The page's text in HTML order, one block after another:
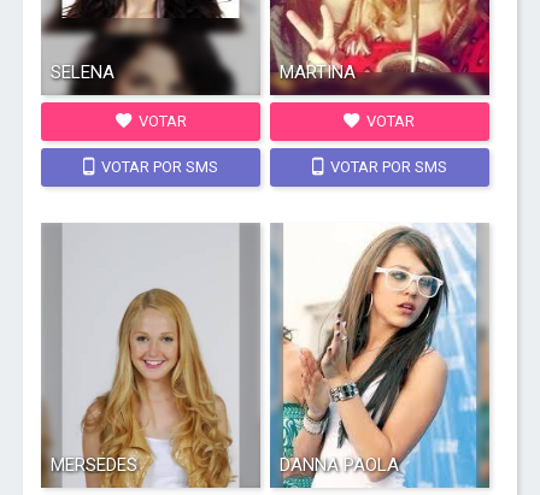
SELENA
VOTAR
VOTAR POR SMS
MARTINA
VOTAR
VOTAR POR SMS
MERSEDES DANNA PAOLA